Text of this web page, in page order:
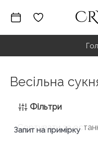
вмісту
Весільна
Фільтри
Запит на примірку